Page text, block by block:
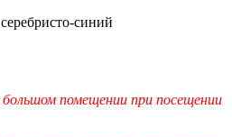
синий
помещении при посещении